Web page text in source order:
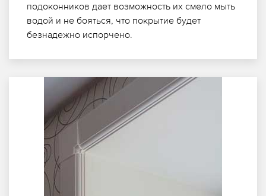
подоконников дает возможность их смело мыть
водой и не бояться, что покрытие будет
безнадежно испорчено.